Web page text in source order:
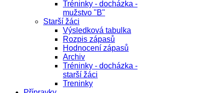
Tréninky - docházka -
mužstvo "B"
Starší žáci
Výsledková tabulka
Rozpis zápasů
Hodnocení zápasů
Archiv
Tréninky - docházka -
starší žáci
Treninky